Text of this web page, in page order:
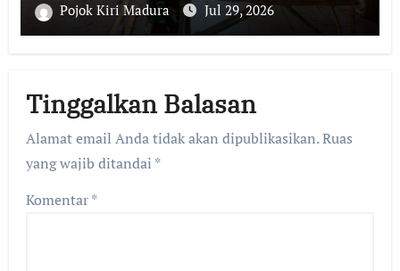
Pojok Kiri Madura Jul 29, 2026
Tinggalkan Balasan
Alamat email Anda tidak akan dipublikasikan.Ruas
yang wajib ditandai *
Komentar*